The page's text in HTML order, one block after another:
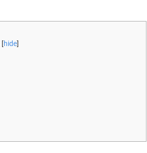
[hide]